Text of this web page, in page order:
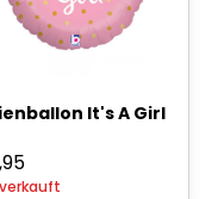
It's A Girl